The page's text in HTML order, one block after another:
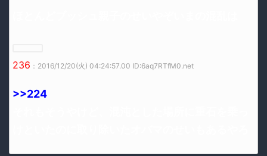
236 ：2016/12/20(火) 04:24:57.00 ID:6aq7RTfM0.net
>>224